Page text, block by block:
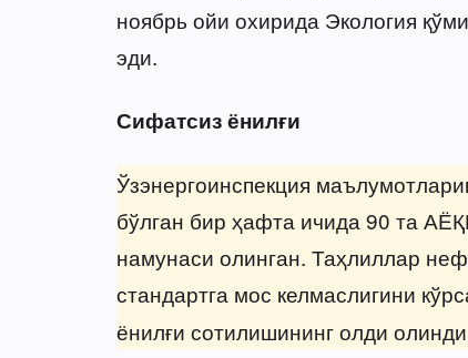
ноябрь ойи охирида Экология
эди.
Сифатсиз ёнилғи
Ўзэнергоинспекция
бўлган бир ҳафта ичида 90 та
намунаси олинган. Таҳлиллар
стандартга мос келмаслигини
ёнилғи сотилишининг олди